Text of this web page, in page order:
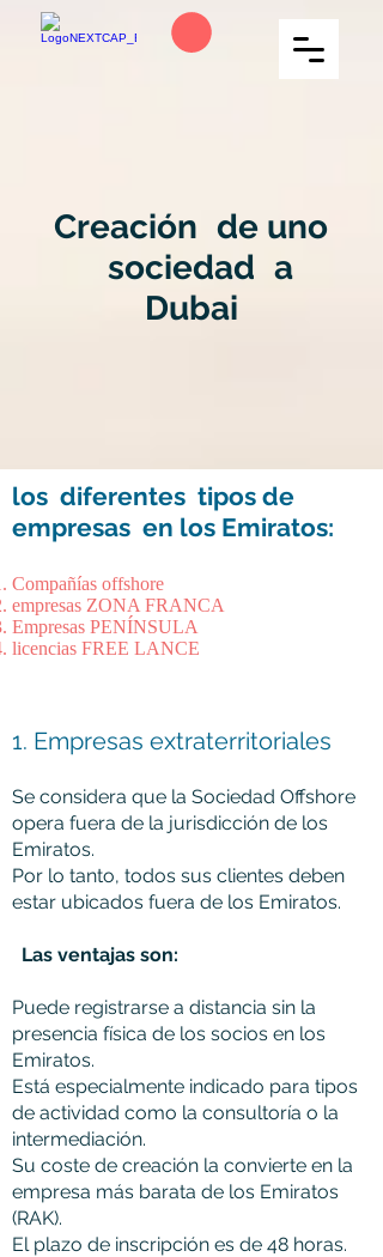
Creación de uno
sociedad a
Dubai
los diferentes tipos de
empresas en los Emiratos:
Compañías offshore
empresas ZONA FRANCA
Empresas PENÍNSULA
licencias FREE LANCE
1. Empresas extraterritoriales
Se considera que la Sociedad Offshore
opera fuera de la jurisdicción de los
Emiratos.
Por lo tanto, todos sus clientes deben
estar ubicados fuera de los Emiratos.
Las ventajas son:
Puede registrarse a distancia sin la
presencia física de los socios en los
Emiratos.
Está especialmente indicado para tipos
de actividad como la consultoría o la
intermediación.
Su coste de creación la convierte en la
empresa más barata de los Emiratos
(RAK).
El plazo de inscripción es de 48 horas.